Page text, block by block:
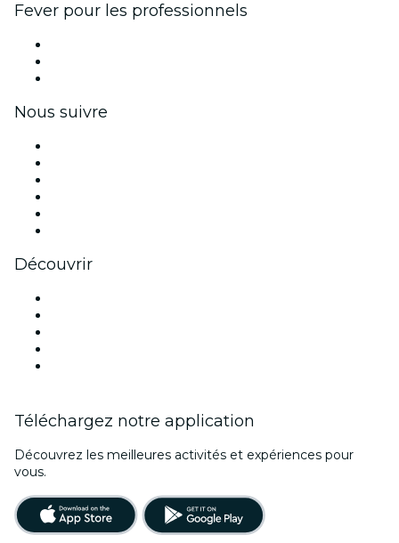
Fever pour les professionnels
Nous suivre
Découvrir
Téléchargez notre application
Découvrez les meilleures activités et expériences pour
vous.